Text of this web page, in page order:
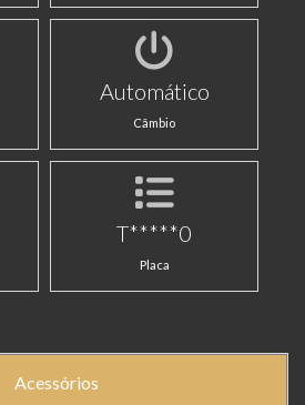
Automático
Câmbio
T*****0
Placa
Acessórios